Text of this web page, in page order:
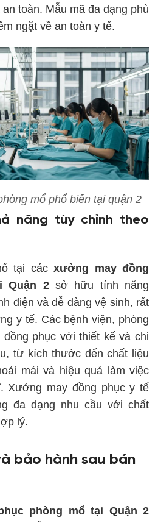
toàn. Mẫu mã đa dạng phù
ngặt về an toàn y tế.
mổ phổ biến tại quận 2
năng tùy chỉnh theo
tại các xưởng may đồng
Quận 2sở hữu tính năng
điện và dễ dàng vệ sinh, rất
y tế. Các bệnh viện, phòng
phục với thiết kế và chi
từ kích thước đến chất liệu
mái và hiệu quả làm việc
Xưởng may đồng phục y tế
đa dạng nhu cầu với chất
lý.
bảo hành sau bán
phòng mổ tại Quận 2